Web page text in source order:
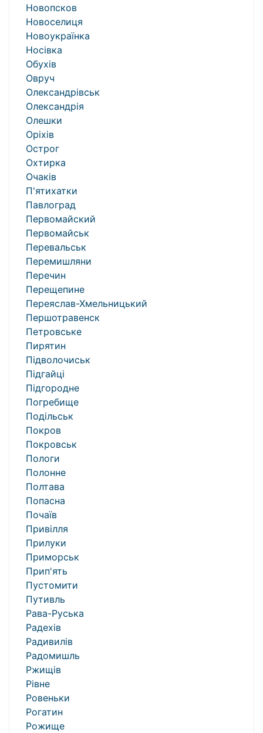
Новопсков
Новоселиця
Новоукраїнка
Носівка
Обухів
Овруч
Олександрівськ
Олександрія
Олешки
Оріхів
Острог
Охтирка
Очаків
П'ятихатки
Павлоград
Первомайский
Первомайськ
Перевальськ
Перемишляни
Перечин
Перещепине
Переяслав-Хмельницький
Першотравенск
Петровське
Пирятин
Підволочиськ
Підгайці
Підгородне
Погребище
Подільськ
Покров
Покровськ
Пологи
Полонне
Полтава
Попасна
Почаїв
Привілля
Прилуки
Приморськ
Прип'ять
Пустомити
Путивль
Рава-Руська
Радехів
Радивилів
Радомишль
Ржищів
Рівне
Ровеньки
Рогатин
Рожище